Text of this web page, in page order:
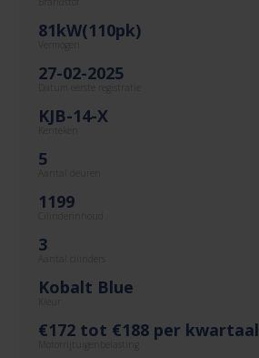
81kW(110pk)
Vermogen
27-02-2025
Datum eerste registratie
KJB-14-X
5
1199
3
Kobalt Blue
€172 tot €188 per kwartaal
Motorrijtuigenbelasting